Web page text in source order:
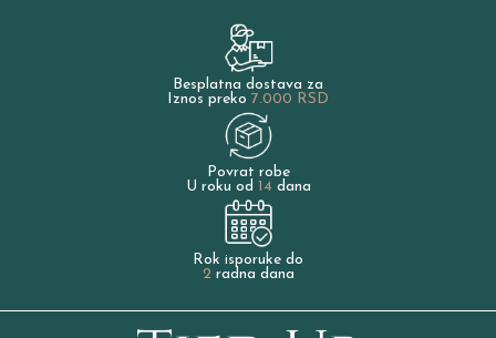
Besplatna dostava za
Iznos preko 7.000 RSD
Povrat robe
U roku od 14dana
Rok isporuke do
2radna dana